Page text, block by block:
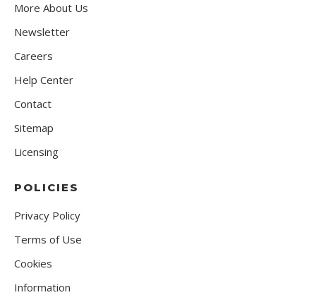
More About Us
Newsletter
Careers
Help Center
Contact
Sitemap
Licensing
POLICIES
Privacy Policy
Terms of Use
Cookies
Information